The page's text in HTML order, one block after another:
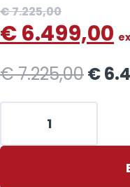
€7.225,00€
€7.225,00
€6.499,00